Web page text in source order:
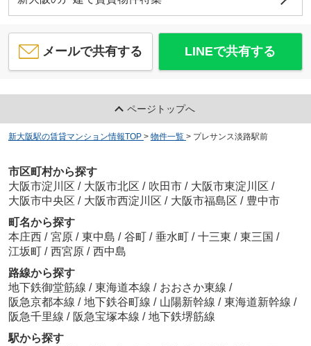
メールで共有する LINEで共有する
ページトップへ
新大阪駅の賃貸マンション情報TOP > 物件一覧 > プレサンス淡路駅前
市区町村から探す
大阪市淀川区 / 大阪市北区 / 吹田市 / 大阪市東淀川区 /
大阪市中央区 / 大阪市西淀川区 / 大阪市福島区 / 豊中市
町名から探す
本庄西 / 宮原 / 東中島 / 谷町 / 垂水町 / 十三東 / 東三国 /
江坂町 / 西宮原 / 西中島
路線から探す
地下鉄御堂筋線 / 東海道本線 / おおさか東線 /
阪急京都本線 / 地下鉄谷町線 / 山陽新幹線 / 東海道新幹線 /
阪急千里線 / 阪急宝塚本線 / 地下鉄堺筋線
駅から探す